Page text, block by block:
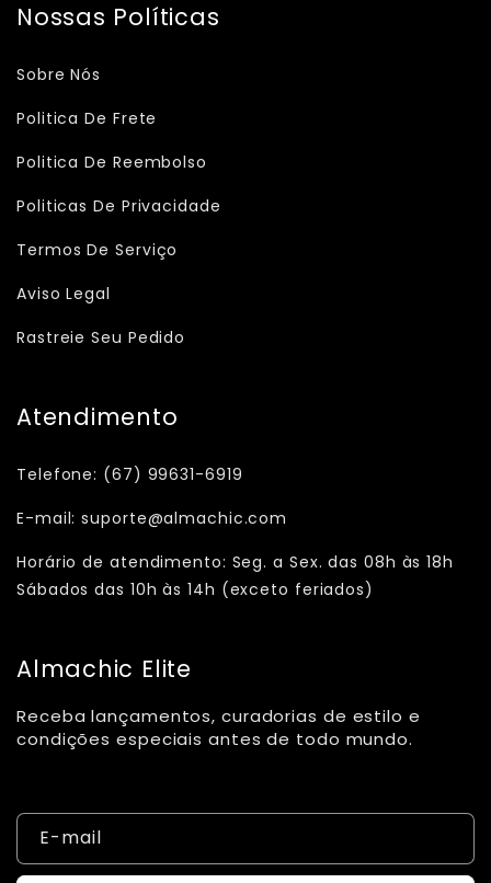
Nossas Políticas
Sobre Nós
Politica De Frete
Politica De Reembolso
Politicas De Privacidade
Termos De Serviço
Aviso Legal
Rastreie Seu Pedido
Atendimento
Telefone: (67) 99631-6919
E-mail: suporte@almachic.com
Horário de atendimento: Seg. a Sex. das 08h às 18h
Sábados das 10h às 14h (exceto feriados)
Almachic Elite
Receba lançamentos, curadorias de estilo e
condições especiais antes de todo mundo.
E-mail